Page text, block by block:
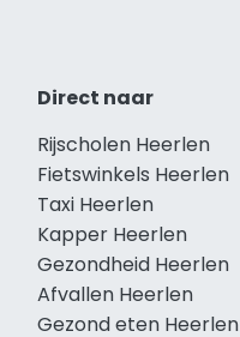
Direct naar
Rijscholen Heerlen
Fietswinkels Heerlen
Taxi Heerlen
Kapper Heerlen
Gezondheid Heerlen
Afvallen Heerlen
Gezond eten Heerlen